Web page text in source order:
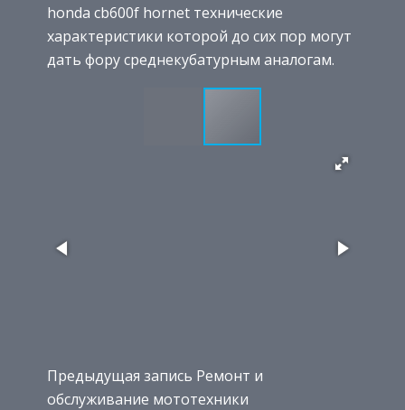
honda cb600f hornet технические
характеристики которой до сих пор могут
дать фору среднекубатурным аналогам.
Предыдущая запись Ремонт и
обслуживание мототехники